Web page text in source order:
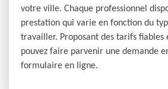
votre ville. Chaque professionnel
prestation qui varie en fonction du
travailler. Proposant des tarifs fiables
pouvez faire parvenir une demande
formulaire en ligne.